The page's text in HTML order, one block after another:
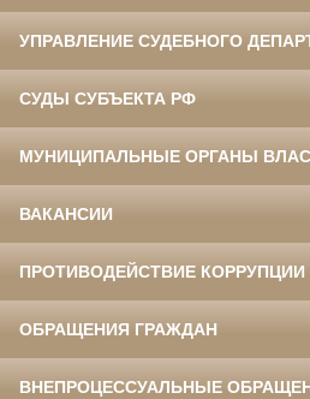
УПРАВЛЕНИЕ СУДЕБНОГО
СУДЫ СУБЪЕКТА РФ
МУНИЦИПАЛЬНЫЕ ОРГАНЫ
ВАКАНСИИ
ПРОТИВОДЕЙСТВИЕ КОРРУПЦИИ
ОБРАЩЕНИЯ ГРАЖДАН
ВНЕПРОЦЕССУАЛЬНЫЕ